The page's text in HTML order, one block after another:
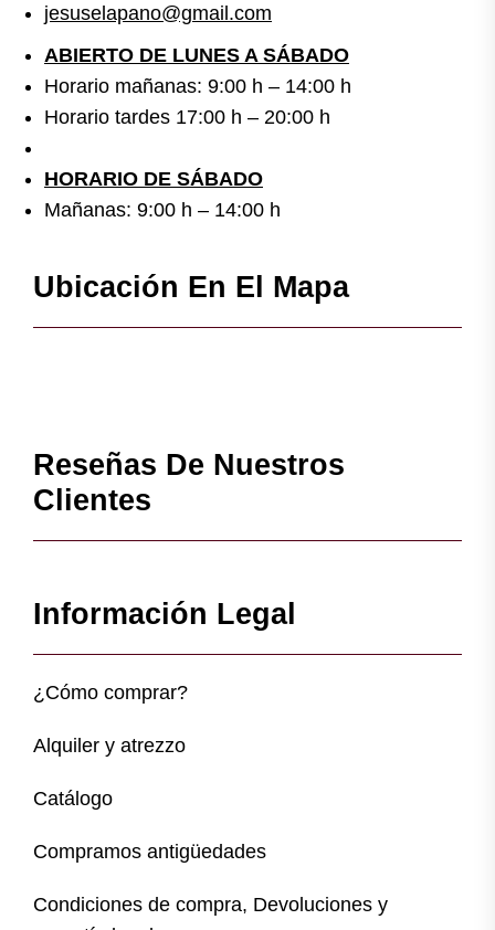
jesuselapano@gmail.com
ABIERTO DE LUNES A SÁBADO
Horario mañanas: 9:00 h – 14:00 h
Horario tardes 17:00 h – 20:00 h
HORARIO DE SÁBADO
Mañanas: 9:00 h – 14:00 h
Ubicación En El Mapa
Reseñas De Nuestros
Clientes
Información Legal
¿Cómo comprar?
Alquiler y atrezzo
Catálogo
Compramos antigüedades
Condiciones de compra, Devoluciones y